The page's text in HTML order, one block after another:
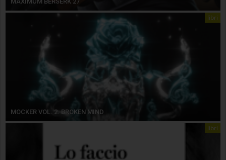
libri
MOCKER VOL. 2. BROKEN MIND
libri